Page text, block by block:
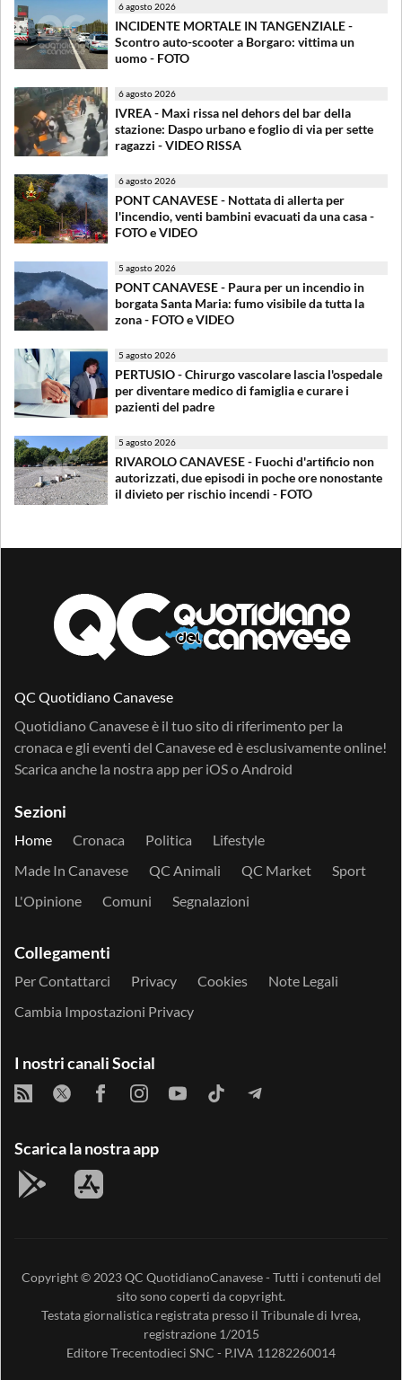
6 agosto 2026
INCIDENTE MORTALE IN TANGENZIALE -
Scontro auto-scooter a Borgaro: vittima un
uomo - FOTO
6 agosto 2026
IVREA - Maxi rissa nel dehors del bar della
stazione: Daspo urbano e foglio di via per sette
ragazzi - VIDEO RISSA
6 agosto 2026
PONT CANAVESE - Nottata di allerta per
l'incendio, venti bambini evacuati da una casa -
FOTO e VIDEO
5 agosto 2026
PONT CANAVESE - Paura per un incendio in
borgata Santa Maria: fumo visibile da tutta la
zona - FOTO e VIDEO
5 agosto 2026
PERTUSIO - Chirurgo vascolare lascia l'ospedale
per diventare medico di famiglia e curare i
pazienti del padre
5 agosto 2026
RIVAROLO CANAVESE - Fuochi d'artificio non
autorizzati, due episodi in poche ore nonostante
il divieto per rischio incendi - FOTO
QC Quotidiano Canavese
Quotidiano Canavese è il tuo sito di riferimento per la
cronaca e gli eventi del Canavese ed è esclusivamente online!
Scarica anche la nostra app per iOSoAndroid
Sezioni
Home Cronaca Politica
Lifestyle
Made In Canavese
QC Animali QC Market
Sport
L'Opinione
Comuni Segnalazioni
Collegamenti
Per Contattarci Privacy Cookies
Note Legali
Cambia Impostazioni Privacy
I nostri canali Social
Scarica la nostra app
Copyright © 2023QC QuotidianoCanavese- Tutti i contenuti del
sito sono coperti da copyright.
Testata giornalistica registrata presso il Tribunale di Ivrea,
registrazione 1/2015
EditoreTrecentodieci SNC - P.IVA 11282260014